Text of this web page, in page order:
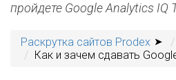
пройдете Google Analytics IQ
Раскрутка сайтов Prodex
Как и зачем сдавать